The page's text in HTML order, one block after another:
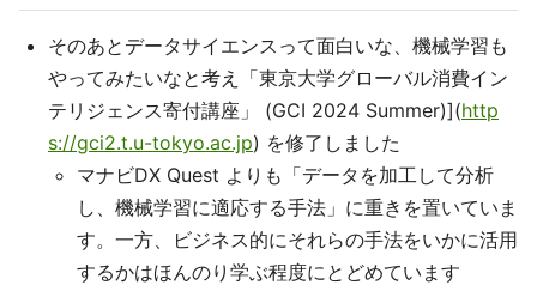
そのあとデータサイエンスって面白いな、機械学習も
やってみたいなと考え「東京大学グローバル消費イン
テリジェンス寄付講座」 (GCI 2024 Summer)](http
s://gci2.t.u-tokyo.ac.jp) を修了しました
マナビDX Quest よりも「データを加工して分析
し、機械学習に適応する手法」に重きを置いていま
す。一方、ビジネス的にそれらの手法をいかに活用
するかはほんのり学ぶ程度にとどめています